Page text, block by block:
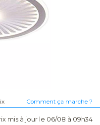
Comment ça marche ?
mis à jour le 06/08 à 09h34